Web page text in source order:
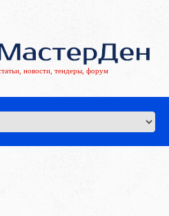
новости, тендеры, форум